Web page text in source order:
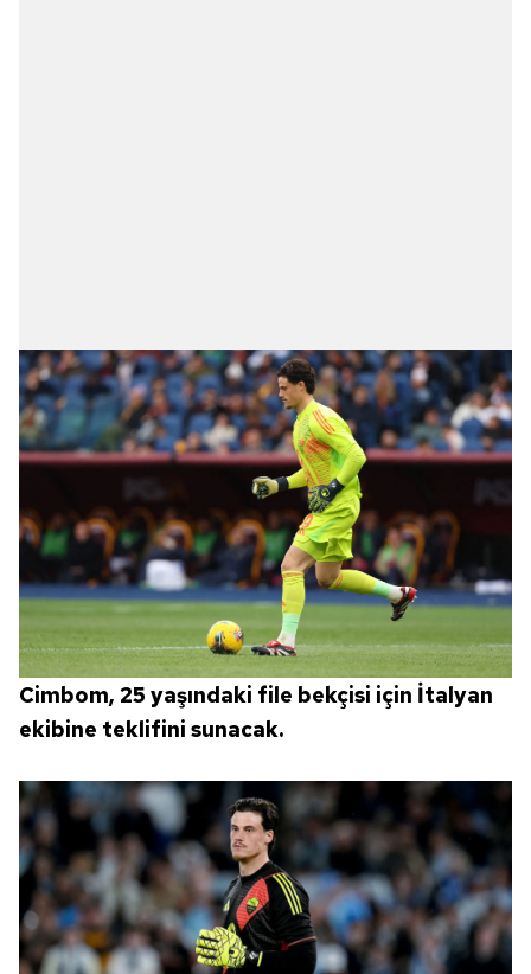
Cimbom, 25 yaşındaki file bekçisi için İtalyan
ekibine teklifini sunacak.